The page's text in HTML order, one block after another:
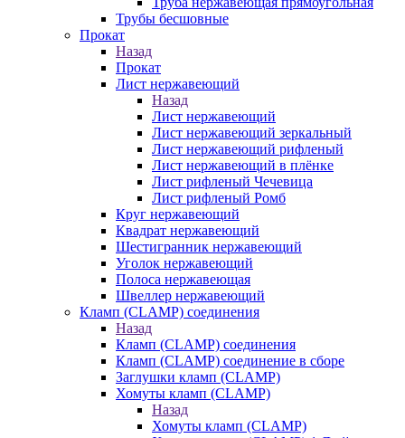
Трубы бесшовные
Прокат
Назад
Прокат
Лист нержавеющий
Назад
Лист нержавеющий
Лист нержавеющий зеркальный
Лист нержавеющий рифленый
Лист нержавеющий в плёнке
Лист рифленый Чечевица
Лист рифленый Ромб
Круг нержавеющий
Квадрат нержавеющий
Шестигранник нержавеющий
Уголок нержавеющий
Полоса нержавеющая
Швеллер нержавеющий
Кламп (CLAMP) соединения
Назад
Кламп (CLAMP) соединения
Кламп (CLAMP) соединение в сборе
Заглушки кламп (CLAMP)
Хомуты кламп (CLAMP)
Назад
Хомуты кламп (CLAMP)